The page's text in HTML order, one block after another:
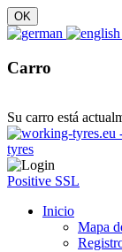
Carro
Su carro está
Positive SSL
Inicio
Mapa